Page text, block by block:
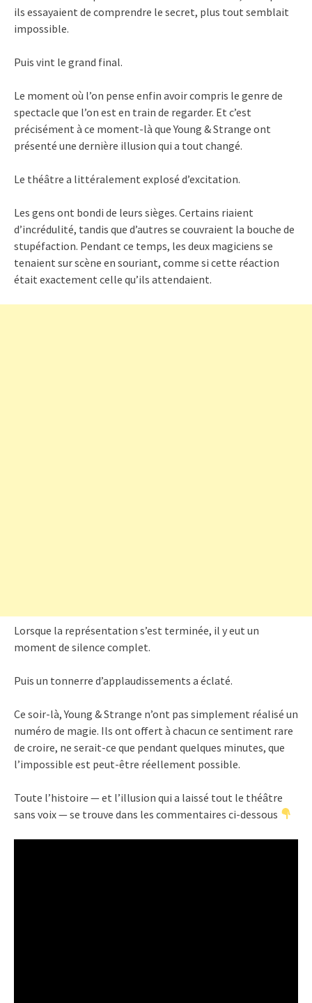
ils essayaient de comprendre le secret, plus tout semblait
impossible.
Puis vint le grand final.
Le moment où l’on pense enfin avoir compris le genre de
spectacle que l’on est en train de regarder. Et c’est
précisément à ce moment-là que Young & Strange ont
présenté une dernière illusion qui a tout changé.
Le théâtre a littéralement explosé d’excitation.
Les gens ont bondi de leurs sièges. Certains riaient
d’incrédulité, tandis que d’autres se couvraient la bouche de
stupéfaction. Pendant ce temps, les deux magiciens se
tenaient sur scène en souriant, comme si cette réaction
était exactement celle qu’ils attendaient.
Lorsque la représentation s’est terminée, il y eut un
moment de silence complet.
Puis un tonnerre d’applaudissements a éclaté.
Ce soir-là, Young & Strange n’ont pas simplement réalisé un
numéro de magie. Ils ont offert à chacun ce sentiment rare
de croire, ne serait-ce que pendant quelques minutes, que
l’impossible est peut-être réellement possible.
Toute l’histoire — et l’illusion qui a laissé tout le théâtre
sans voix — se trouve dans les commentaires ci-dessous